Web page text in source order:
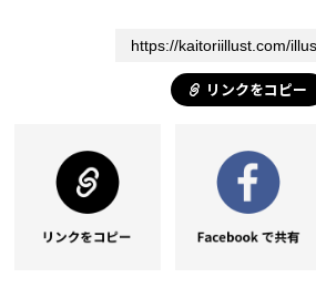
リンクをコピー